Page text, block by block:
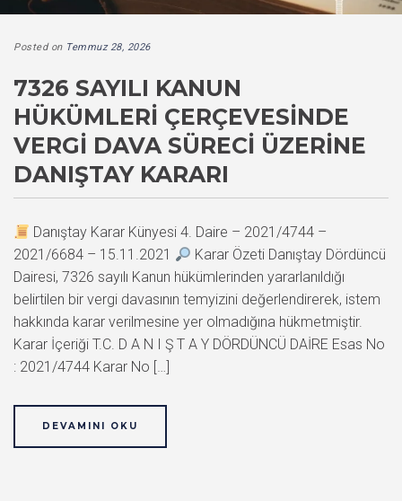
Posted on Temmuz 28, 2026
7326 SAYILI KANUN
HÜKÜMLERI ÇERÇEVESINDE
VERGI DAVA SÜRECI ÜZERINE
DANIŞTAY KARARI
Danıştay Karar Künyesi 4. Daire – 2021/4744 –
2021/6684 – 15.11.2021
Karar Özeti Danıştay Dördüncü
Dairesi, 7326 sayılı Kanun hükümlerinden yararlanıldığı
belirtilen bir vergi davasının temyizini değerlendirerek, istem
hakkında karar verilmesine yer olmadığına hükmetmiştir.
Karar İçeriği T.C. D A N I Ş T A Y DÖRDÜNCÜ DAİRE Esas No
: 2021/4744 Karar No […]
DEVAMINI OKU